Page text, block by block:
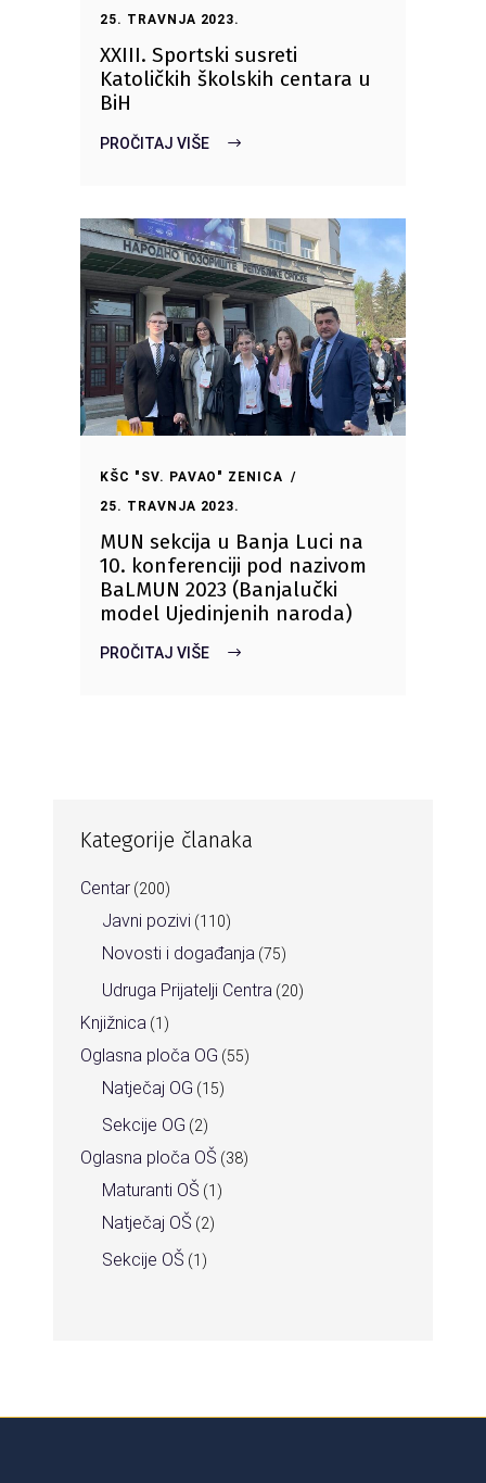
25. TRAVNJA 2023.
XXIII. Sportski susreti
Katoličkih školskih centara u
BiH
PROČITAJ VIŠE
KŠC "SV. PAVAO" ZENICA
25. TRAVNJA 2023.
MUN sekcija u Banja Luci na
10. konferenciji pod nazivom
BaLMUN 2023 (Banjalučki
model Ujedinjenih naroda)
PROČITAJ VIŠE
Kategorije članaka
Centar (200)
Javni pozivi (110)
Novosti i događanja (75)
Udruga Prijatelji Centra (20)
Knjižnica (1)
Oglasna ploča OG (55)
Natječaj OG (15)
Sekcije OG (2)
Oglasna ploča OŠ (38)
Maturanti OŠ (1)
Natječaj OŠ (2)
Sekcije OŠ (1)